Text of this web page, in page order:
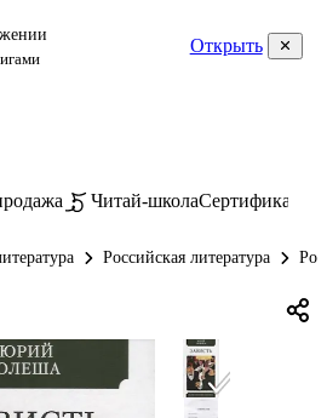
Открыть
Читай-школаСертификаты
Российская литература